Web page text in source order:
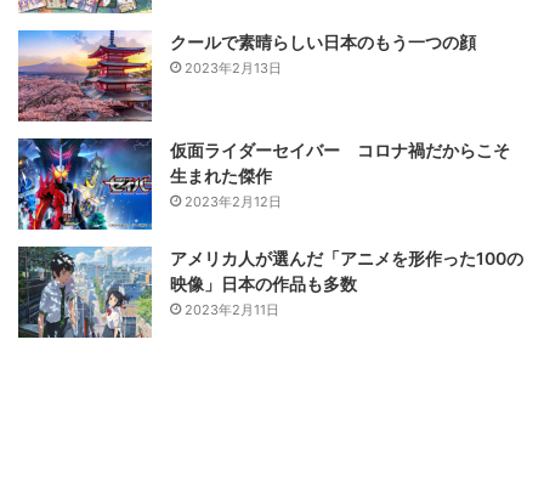
クールで素晴らしい日本のもう一つの顔
2023年2月13日
仮面ライダーセイバー コロナ禍だからこそ
生まれた傑作
2023年2月12日
アメリカ人が選んだ「アニメを形作った100の
映像」日本の作品も多数
2023年2月11日